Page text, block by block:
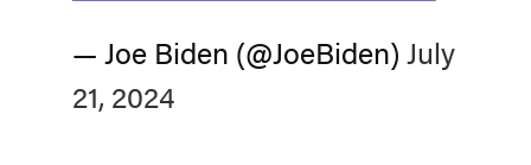
— Joe Biden (@JoeBiden) July
21, 2024